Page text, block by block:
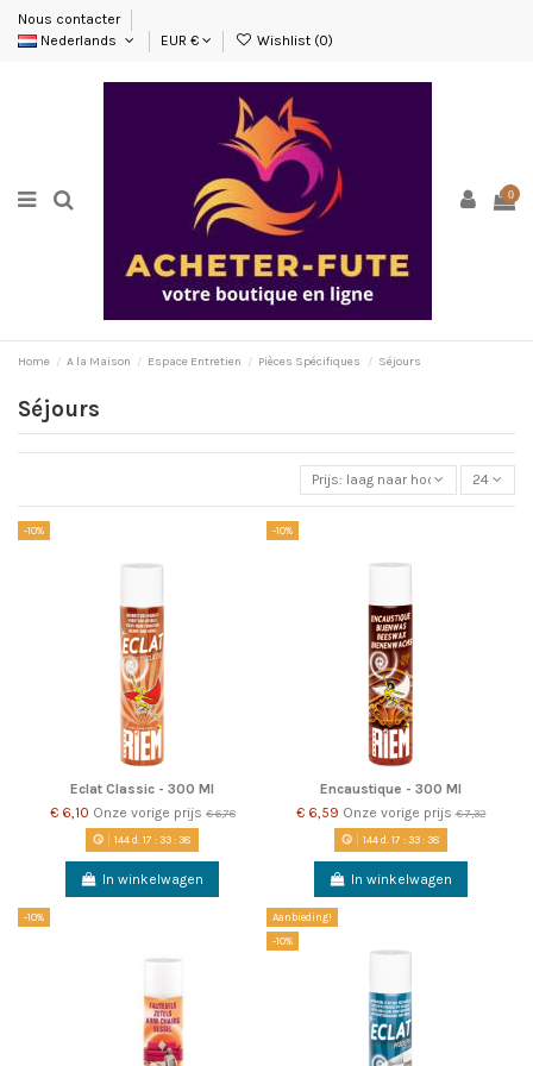
Nous contacter
Nederlands
EUR € Wishlist (0)
0
Home A la Maison Espace Entretien Pièces Spécifiques Séjours
Séjours
Prijs: laag naar hoog 24
-10%
Eclat Classic - 300 Ml
€ 6,10 Onze vorige prijs € 6,78
144d. 17 :33:38
In winkelwagen
-10%
Encaustique - 300 Ml
€ 6,59 Onze vorige prijs€ 7,32
144d. 17 :33:38
In winkelwagen
-10%
Aanbieding!
-10%